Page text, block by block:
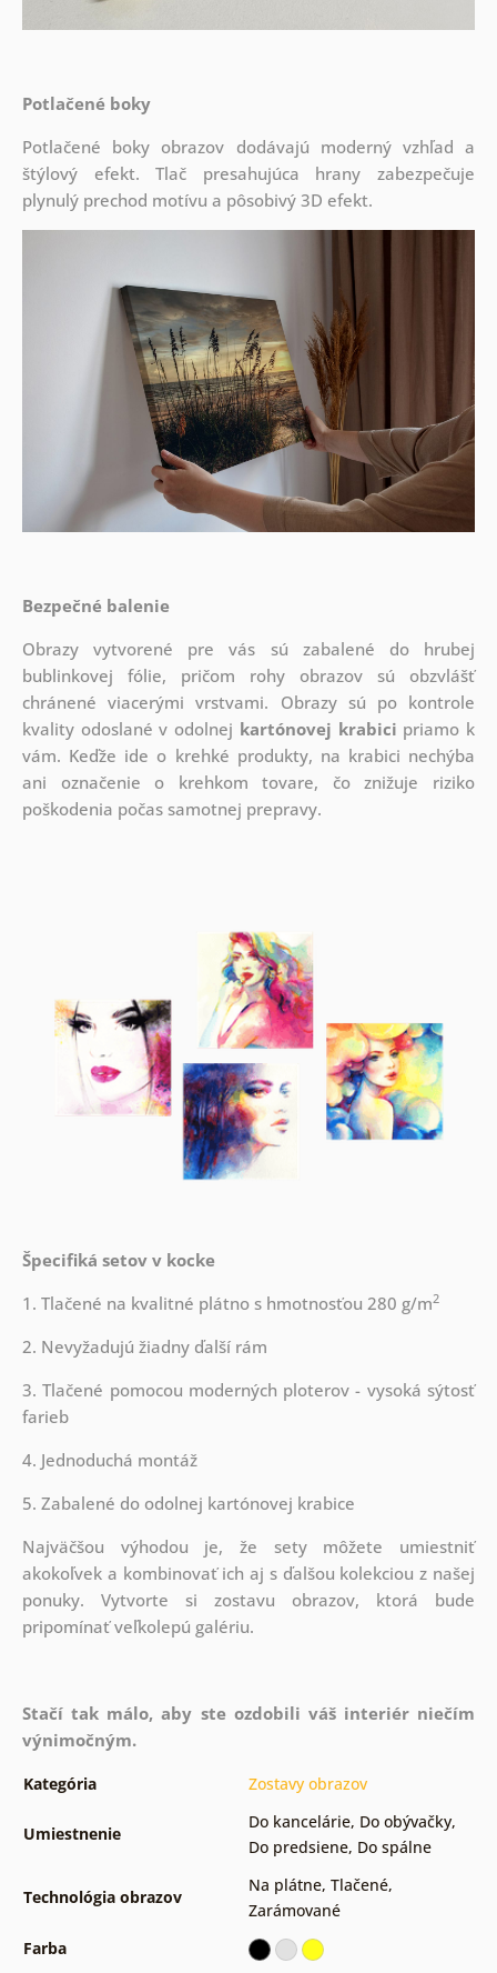
Potlačené boky
Potlačené boky obrazov dodávajú moderný vzhľad a
štýlový efekt. Tlač presahujúca hrany zabezpečuje
plynulý prechod motívu a pôsobivý 3D efekt.
Bezpečné balenie
Obrazy vytvorené pre vás sú zabalené do hrubej
bublinkovej fólie, pričom rohy obrazov sú obzvlášť
chránené viacerými vrstvami. Obrazy sú po kontrole
kvality odoslané v odolnej kartónovej krabici priamo k
vám. Keďže ide o krehké produkty, na krabici nechýba
ani označenie o krehkom tovare, čo znižuje riziko
poškodenia počas samotnej prepravy.
Špecifiká setov v kocke
1. Tlačené na kvalitné plátno s hmotnosťou 280 g/m2
2. Nevyžadujú žiadny ďalší rám
3. Tlačené pomocou moderných ploterov - vysoká sýtosť
farieb
4. Jednoduchá montáž
5. Zabalené do odolnej kartónovej krabice
Najväčšou výhodou je, že sety môžete umiestniť
akokoľvek a kombinovať ich aj s ďalšou kolekciou z našej
ponuky. Vytvorte si zostavu obrazov, ktorá bude
pripomínať veľkolepú galériu.
Stačí tak málo, aby ste ozdobili váš interiér niečím
výnimočným.
Kategória Zostavy obrazov
Umiestnenie
Do kancelárie, Do obývačky,
Do predsiene, Do spálne
Technológia obrazov
Na plátne, Tlačené,
Zarámované
Farba